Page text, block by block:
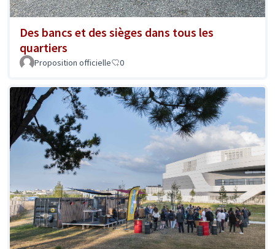
Des bancs et des sièges dans tous les
quartiers
Proposition officielle 0